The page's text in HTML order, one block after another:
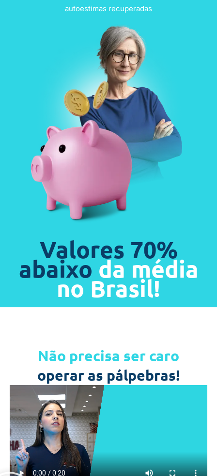
autoestimas recuperadas
Valores 70%
abaixoda média
no Brasil!
Não precisa ser caro
operar as pálpebras!